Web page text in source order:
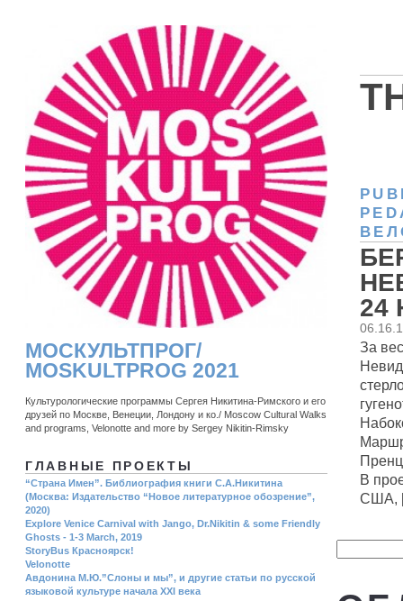
24
За
В
США,
МОСКУЛЬТПРОГ/
MOSKULTPROG 2021
Культурологические программы Сергея Никитина-Римского и его
друзей по Москве, Венеции, Лондону и ко./ Moscow Cultural Walks
and programs, Velonotte and more by Sergey Nikitin-Rimsky
ГЛАВНЫЕ ПРОЕКТЫ
“Страна Имен”. Библиография книги С.А.Никитина
(Москва: Издательство “Новое литературное обозрение”,
2020)
Explore Venice Carnival with Jango, Dr.Nikitin & some Friendly
Ghosts - 1-3 March, 2019
StoryBus Красноярск!
Velonotte
Авдонина М.Ю.”Слоны и мы”, и другие статьи по русской
языковой культуре начала ХХI века